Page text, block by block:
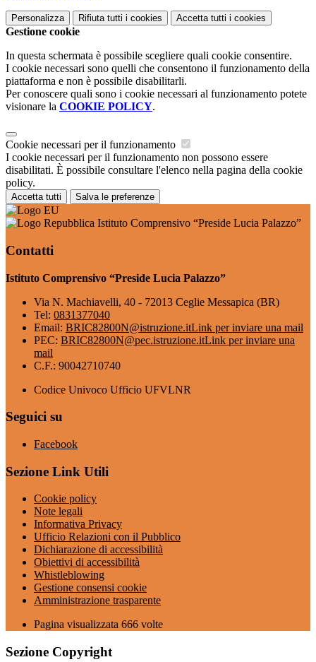
Personalizza Rifiuta tutti i cookies Accetta tutti i cookies
Gestione cookie
In questa schermata è possibile scegliere quali cookie consentire.
I cookie necessari sono quelli che consentono il funzionamento della
piattaforma e non è possibile disabilitarli.
Per conoscere quali sono i cookie necessari al funzionamento potete
visionare la COOKIE POLICY.
Cookie necessari per il funzionamento
I cookie necessari per il funzionamento non possono essere
disabilitati. È possibile consultare l'elenco nella pagina della cookie
policy.
Accetta tutti Salva le preferenze
Istituto Comprensivo “Preside Lucia Palazzo”
Contatti
Istituto Comprensivo “Preside Lucia Palazzo”
Via N. Machiavelli, 40 - 72013 Ceglie Messapica (BR)
Tel: 0831377040
Email: BRIC82800N@istruzione.itLink per inviare una mail
PEC: BRIC82800N@pec.istruzione.itLink per inviare una
mail
C.F.: 90042710740
Codice Univoco Ufficio UFVLNR
Seguici su
Facebook
Sezione Link Utili
Cookie policy
Note legali
Informativa Privacy
Ufficio Relazioni con il Pubblico
Dichiarazione di accessibilità
Obiettivi di accessibilità
Whistleblowing
Gestione consensi cookie
Amministrazione trasparente
Pagina visualizzata 666 volte
Sezione Copyright